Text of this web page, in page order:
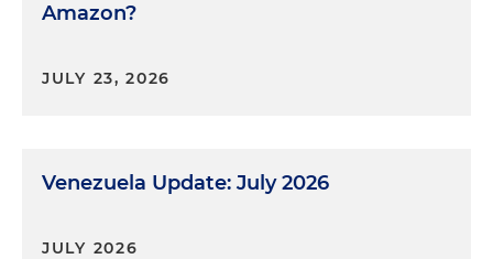
Amazon?
JULY 23, 2026
Venezuela Update: July 2026
JULY 2026